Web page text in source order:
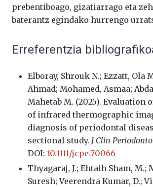
prebentiboago, gizatiarrago eta
baterantz egindako hurrengo
Erreferentzia
Elboray, Shrouk N.; Ezzatt, Ola
Ahmad; Mohamed, Asmaa;
Mahetab M. (2025). Evaluation
of infrared thermographic
diagnosis of periodontal
sectional study. J Clin
DOI: 10.1111/jcpe.70066
Thyagaraj, J.; Ehtaih Sham, M.;
Suresh; Veerendra Kumar, D.;